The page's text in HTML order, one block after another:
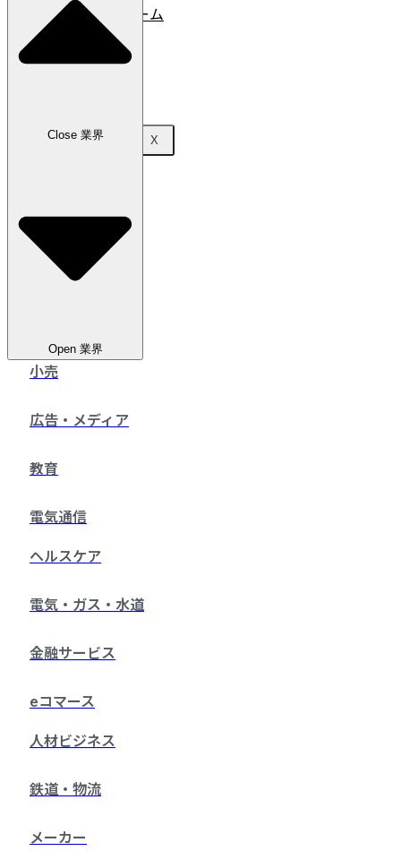
リーダーシップチーム
採用情報
お問い合わせ
X
Close 業界
Open 業界
小売
広告・メディア
教育
電気通信
ヘルスケア
電気・ガス・水道
金融サービス
eコマース
人材ビジネス
鉄道・物流
メーカー